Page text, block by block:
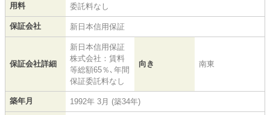
用料
委託料なし
保証会社 新日本信用保証
保証会社詳細
新日本信用保証
株式会社：賃料
等総額65％､年間
保証委託料なし
向き 南東
築年月 1992年 3月 (築34年)